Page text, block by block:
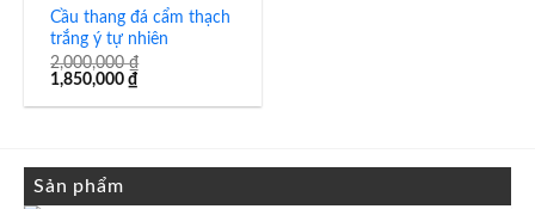
Cầu thang đá cẩm thạch
trắng ý tự nhiên
2,000,000₫
Giá
là:
1,850,000₫
tại
Sản phẩm